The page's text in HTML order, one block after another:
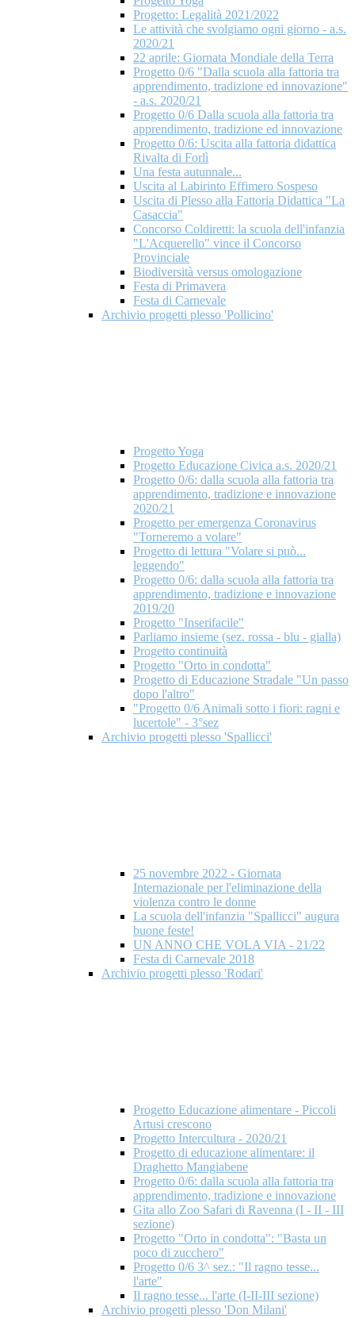
Progetto: Legalità 2021/2022
Le attività che svolgiamo ogni giorno - a.s.
2020/21
22 aprile: Giornata Mondiale della Terra
Progetto 0/6 "Dalla scuola alla fattoria tra
apprendimento, tradizione ed innovazione"
- a.s. 2020/21
Progetto 0/6 Dalla scuola alla fattoria tra
apprendimento, tradizione ed innovazione
Progetto 0/6: Uscita alla fattoria didattica
Rivalta di Forlì
Una festa autunnale...
Uscita al Labirinto Effimero Sospeso
Uscita di Plesso alla Fattoria Didattica "La
Casaccia"
Concorso Coldiretti: la scuola dell'infanzia
"L'Acquerello" vince il Concorso
Provinciale
Biodiversità versus omologazione
Festa di Primavera
Festa di Carnevale
Archivio progetti plesso 'Pollicino'
Progetto Yoga
Progetto Educazione Civica a.s. 2020/21
Progetto 0/6: dalla scuola alla fattoria tra
apprendimento, tradizione e innovazione
2020/21
Progetto per emergenza Coronavirus
"Torneremo a volare"
Progetto di lettura "Volare si può...
leggendo"
Progetto 0/6: dalla scuola alla fattoria tra
apprendimento, tradizione e innovazione
2019/20
Progetto "Inserifacile"
Parliamo insieme (sez. rossa - blu - gialla)
Progetto continuità
Progetto "Orto in condotta"
Progetto di Educazione Stradale "Un passo
dopo l'altro"
"Progetto 0/6 Animali sotto i fiori: ragni e
lucertole" - 3°sez
Archivio progetti plesso 'Spallicci'
25 novembre 2022 - Giornata
Internazionale per l'eliminazione della
violenza contro le donne
La scuola dell'infanzia "Spallicci" augura
buone feste!
UN ANNO CHE VOLA VIA - 21/22
Festa di Carnevale 2018
Archivio progetti plesso 'Rodari'
Progetto Educazione alimentare - Piccoli
Artusi crescono
Progetto Intercultura - 2020/21
Progetto di educazione alimentare: il
Draghetto Mangiabene
Progetto 0/6: dalla scuola alla fattoria tra
apprendimento, tradizione e innovazione
Gita allo Zoo Safari di Ravenna (I - II - III
sezione)
Progetto "Orto in condotta": "Basta un
poco di zucchero"
Progetto 0/6 3^ sez.: "Il ragno tesse...
l'arte"
Il ragno tesse... l'arte (I-II-III sezione)
Archivio progetti plesso 'Don Milani'